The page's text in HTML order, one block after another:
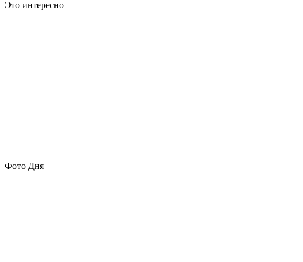
Это интересно
Фото Дня